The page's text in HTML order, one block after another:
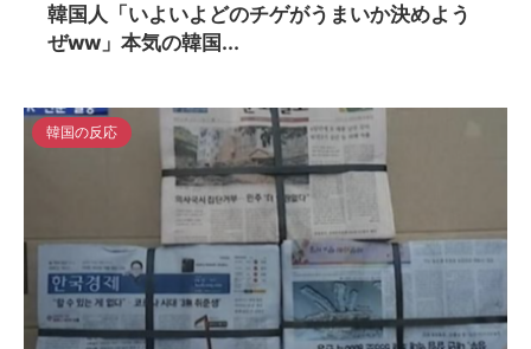
韓国人「いよいよどのチゲがうまいか決めよう
ぜww」本気の韓国...
韓国の反応